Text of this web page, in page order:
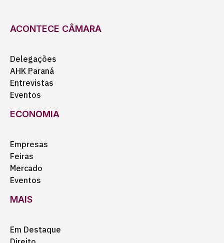
ACONTECE CÂMARA
Delegações
AHK Paraná
Entrevistas
Eventos
ECONOMIA
Empresas
Feiras
Mercado
Eventos
MAIS
Em Destaque